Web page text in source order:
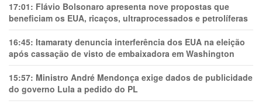
17:01: Flávio Bolsonaro apresenta nove propostas que
beneficiam os EUA, ricaços, ultraprocessados e petrolíferas
16:45: Itamaraty denuncia interferência dos EUA na eleição
após cassação de visto de embaixadora em Washington
15:57: Ministro André Mendonça exige dados de publicidade
do governo Lula a pedido do PL